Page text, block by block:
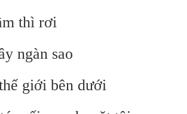
thì rơi
ngàn sao
giới bên dưới